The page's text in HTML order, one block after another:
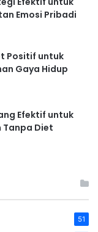
Emosi Pribadi
Positif untuk
Gaya Hidup
Efektif untuk
Tanpa Diet
51